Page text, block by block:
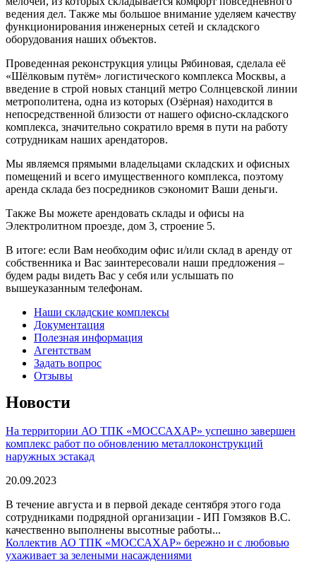
ведения дел. Также мы большое внимание уделяем качеству
функционирования инженерных сетей и складского
оборудования наших объектов.
Проведенная реконструкция улицы Рябиновая, сделала её
«Шёлковым путём» логистического комплекса Москвы, а
введение в строй новых станций метро Солнцевской линии
метрополитена, одна из которых (Озёрная) находится в
непосредственной близости от нашего офисно-складского
комплекса, значительно сократило время в пути на работу
сотрудникам наших арендаторов.
Мы являемся прямыми владельцами складских и офисных
помещений и всего имущественного комплекса, поэтому
аренда склада без посредников сэкономит Ваши деньги.
Также Вы можете арендовать склады и офисы на
Электролитном проезде, дом 3, строение 5.
В итоге: если Вам необходим офис и/или склад в аренду от
собственника и Вас заинтересовали наши предложения –
будем рады видеть Вас у себя или услышать по
вышеуказанным телефонам.
Наши складские комплексы
Документация
Полезная информация
Агентствам
Задать вопрос
Отзывы
Новости
На территории АО ТПК «МОССАХАР» успешно завершен
комплекс работ по обновлению металлоконструкций
наружных эстакад
20.09.2023
В течение августа и в первой декаде сентября этого года
сотрудниками подрядной организации - ИП Гомзяков В.С.
качественно выполнены высотные работы...
Коллектив АО ТПК «МОССАХАР» бережно и с любовью
ухаживает за зелеными насаждениями